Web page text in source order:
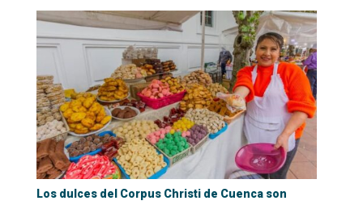
Los dulces del Corpus Christi de Cuenca son